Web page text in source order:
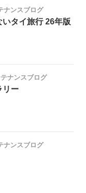
ナンスブログ
タイ旅行 26年版
ナンスブログ
リー
ナンスブログ